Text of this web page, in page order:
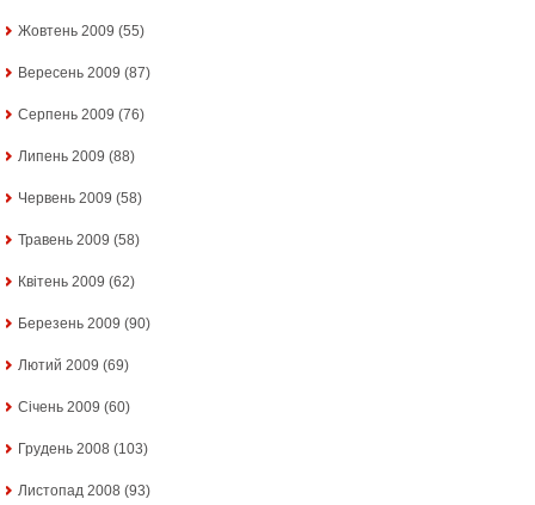
Жовтень 2009 (55)
Вересень 2009 (87)
Серпень 2009 (76)
Липень 2009 (88)
Червень 2009 (58)
Травень 2009 (58)
Квітень 2009 (62)
Березень 2009 (90)
Лютий 2009 (69)
Січень 2009 (60)
Грудень 2008 (103)
Листопад 2008 (93)